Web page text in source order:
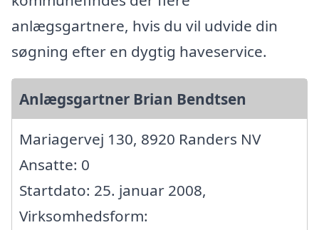
anlægsgartnere, hvis du vil udvide din
søgning efter en dygtig haveservice.
Anlægsgartner Brian Bendtsen
Mariagervej 130, 8920 Randers NV
Ansatte: 0
Startdato: 25. januar 2008,
Virksomhedsform: